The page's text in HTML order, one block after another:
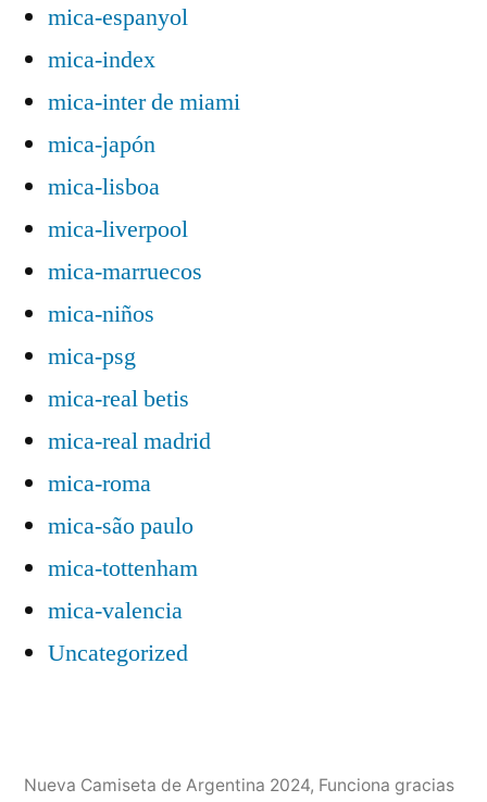
mica-espanyol
mica-index
mica-inter de miami
mica-japón
mica-lisboa
mica-liverpool
mica-marruecos
mica-niños
mica-psg
mica-real betis
mica-real madrid
mica-roma
mica-são paulo
mica-tottenham
mica-valencia
Uncategorized
Nueva Camiseta de Argentina 2024, Funciona gracias